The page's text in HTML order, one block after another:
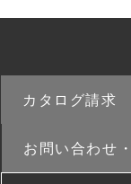
カタログ請求
お問い合わせ・